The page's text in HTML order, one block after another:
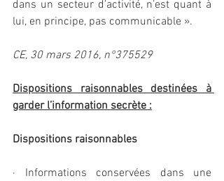
dans un secteur d’activité, n’est quant à
lui, en principe, pas communicable ».
CE, 30 mars 2016, n°375529
Dispositions raisonnables destinées à
garder l’information secrète :
Dispositions raisonnables
· Informations conservées dans une